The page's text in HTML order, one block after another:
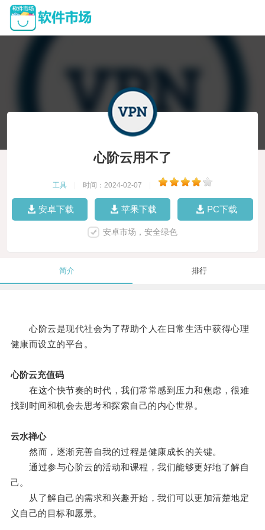
心阶云用不了
工具 时间：2024-02-07
安卓下载 苹果下载 PC下载
安卓市场，安全绿色
简介 排行
心阶云是现代社会为了帮助个人在日常生活中获得心理
健康而设立的平台。
心阶云充值码
在这个快节奏的时代，我们常常感到压力和焦虑，很难
找到时间和机会去思考和探索自己的内心世界。
云水禅心
然而，逐渐完善自我的过程是健康成长的关键。
通过参与心阶云的活动和课程，我们能够更好地了解自
己。
从了解自己的需求和兴趣开始，我们可以更加清楚地定
义自己的目标和愿景。